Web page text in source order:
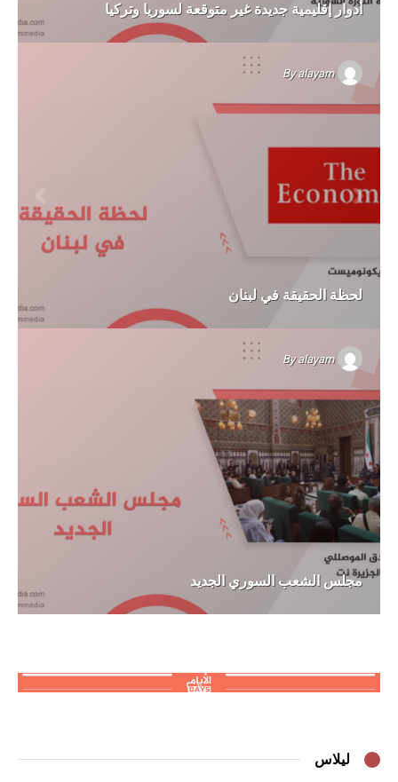
أدوار إقليمية جديدة غير متوقعة لسوريا وتركيا
Byalayam
لحظة الحقيقة في لبنان
Byalayam
مجلس الشعب السوري الجديد
ليلاس